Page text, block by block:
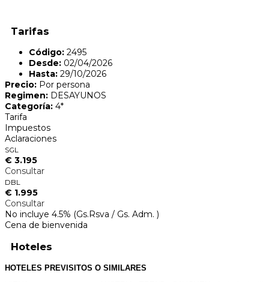
Tarifas
Código: 2495
Desde: 02/04/2026
Hasta: 29/10/2026
Precio: Por persona
Regimen: DESAYUNOS
Categoría: 4*
Tarifa
Impuestos
Aclaraciones
SGL
€ 3.195
Consultar
DBL
€ 1.995
Consultar
No incluye 4.5% (Gs.Rsva / Gs. Adm. )
Cena de bienvenida
Hoteles
HOTELES PREVISITOS O SIMILARES